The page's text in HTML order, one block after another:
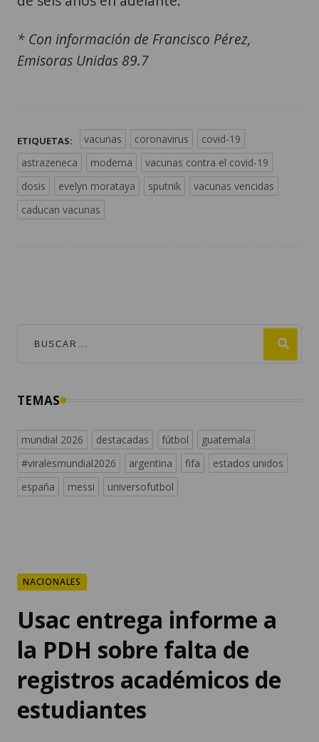
* Con información de Francisco Pérez,
Emisoras Unidas 89.7
ETIQUETAS: vacunas coronavirus
covid-19
astrazeneca
moderna
vacunas contra el covid-19
dosis
evelyn morataya sputnik
vacunas vencidas
caducan vacunas
TEMAS
mundial 2026 destacadas fútbol
guatemala
#viralesmundial2026
argentina fifa
estados unidos
españa
messi universofutbol
NACIONALES
Usac entrega informe a
la PDH sobre falta de
registros académicos de
estudiantes